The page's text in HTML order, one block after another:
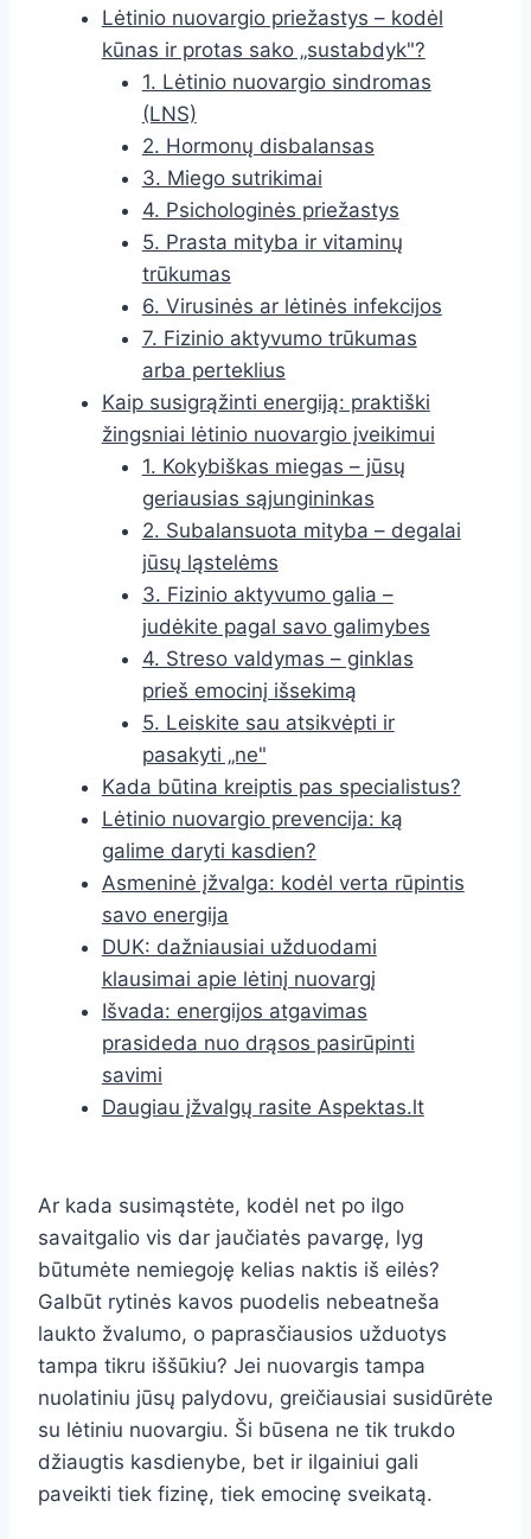
Lėtinio nuovargio priežastys – kodėl
kūnas ir protas sako „sustabdyk"?
1. Lėtinio nuovargio sindromas
(LNS)
2. Hormonų disbalansas
3. Miego sutrikimai
4. Psichologinės priežastys
5. Prasta mityba ir vitaminų
trūkumas
6. Virusinės ar lėtinės infekcijos
7. Fizinio aktyvumo trūkumas
arba perteklius
Kaip susigrąžinti energiją: praktiški
žingsniai lėtinio nuovargio įveikimui
1. Kokybiškas miegas – jūsų
geriausias sąjungininkas
2. Subalansuota mityba – degalai
jūsų ląstelėms
3. Fizinio aktyvumo galia –
judėkite pagal savo galimybes
4. Streso valdymas – ginklas
prieš emocinį išsekimą
5. Leiskite sau atsikvėpti ir
pasakyti „ne"
Kada būtina kreiptis pas specialistus?
Lėtinio nuovargio prevencija: ką
galime daryti kasdien?
Asmeninė įžvalga: kodėl verta rūpintis
savo energija
DUK: dažniausiai užduodami
klausimai apie lėtinį nuovargį
Išvada: energijos atgavimas
prasideda nuo drąsos pasirūpinti
savimi
Daugiau įžvalgų rasite Aspektas.lt
Ar kada susimąstėte, kodėl net po ilgo
savaitgalio vis dar jaučiatės pavargę, lyg
būtumėte nemiegoję kelias naktis iš eilės?
Galbūt rytinės kavos puodelis nebeatneša
laukto žvalumo, o paprasčiausios užduotys
tampa tikru iššūkiu? Jei nuovargis tampa
nuolatiniu jūsų palydovu, greičiausiai susidūrėte
su lėtiniu nuovargiu. Ši būsena ne tik trukdo
džiaugtis kasdienybe, bet ir ilgainiui gali
paveikti tiek fizinę, tiek emocinę sveikatą.